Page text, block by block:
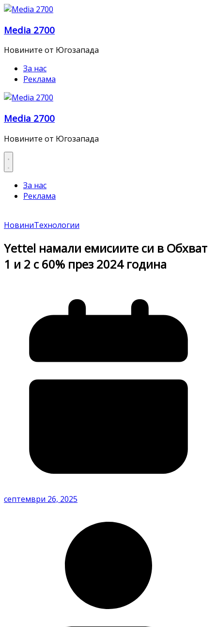
Skip
content
Media 2700
Новините от Югозапада
За нас
Реклама
Media 2700
Новините от Югозапада
За нас
Реклама
НовиниТехнологии
Yettel намали емисиите си в Обхват
1 и 2 с 60% през 2024 година
септември 26, 2025